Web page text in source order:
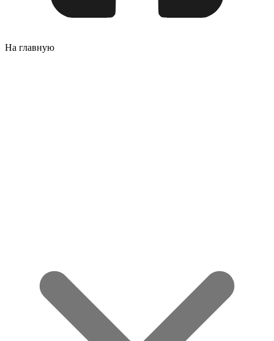
На главную